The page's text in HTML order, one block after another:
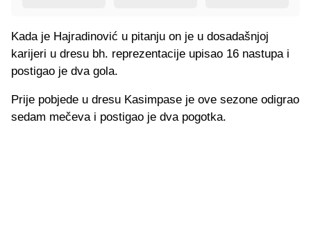
Kada je Hajradinović u pitanju on je u dosadašnjoj
karijeri u dresu bh. reprezentacije upisao 16 nastupa i
postigao je dva gola.
Prije pobjede u dresu Kasimpase je ove sezone odigrao
sedam mečeva i postigao je dva pogotka.